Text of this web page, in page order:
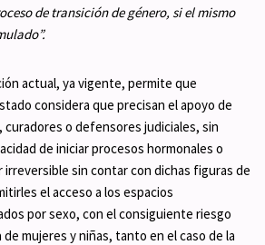
de transición de género, si el mismo
actual, ya vigente, permite que
considera que precisan el apoyo de
o defensores judiciales, sin
de iniciar procesos hormonales o
sin contar con dichas figuras de
el acceso a los espacios
por sexo, con el consiguiente riesgo
mujeres y niñas, tanto en el caso de la